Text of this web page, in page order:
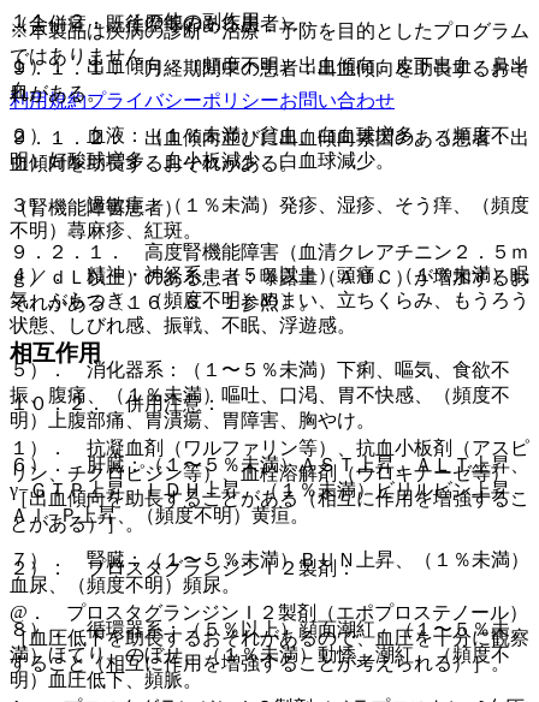
（合併症・既往歴等のある患者）
９．１．１． 月経期間中の患者：出血傾向を助長するおそ
れがある。
９．１．２． 出血傾向並びに出血傾向素因のある患者：出
血傾向を助長するおそれがある。
（腎機能障害患者）
９．２．１． 高度腎機能障害（血清クレアチニン２．５ｍ
ｇ／ｄＬ以上）のある患者：曝露量（ＡＵＣ）が増加するお
それがある〔１６．６．１参照〕。
相互作用
１０．２． 併用注意：
１）． 抗凝血剤（ワルファリン等）、抗血小板剤（アスピ
リン、チクロピジン等）、血栓溶解剤（ウロキナーゼ等）
［出血傾向を助長することがある（相互に作用を増強するこ
とがある）］。
２）． プロスタグランジンＩ２製剤：
@． プロスタグランジンＩ２製剤（エポプロステノール）
［血圧低下を助長するおそれがあるので、血圧を十分に観察
すること（相互に作用を増強することが考えられる）］。
１１．２． その他の副作用
１）． 出血傾向：（頻度不明）出血傾向、皮下出血、鼻出
血。
２）． 血液：（１％未満）貧血、白血球増多、（頻度不
明）好酸球増多、血小板減少、白血球減少。
３）． 過敏症：（１％未満）発疹、湿疹、そう痒、（頻度
不明）蕁麻疹、紅斑。
４）． 精神・神経系：（５％以上）頭痛、（１％未満）眠
気、ふらつき、（頻度不明）めまい、立ちくらみ、もうろう
状態、しびれ感、振戦、不眠、浮遊感。
５）． 消化器系：（１〜５％未満）下痢、嘔気、食欲不
振、腹痛、（１％未満）嘔吐、口渇、胃不快感、（頻度不
明）上腹部痛、胃潰瘍、胃障害、胸やけ。
６）． 肝臓：（１〜５％未満）ＡＳＴ上昇、ＡＬＴ上昇、
γ−ＧＴＰ上昇、ＬＤＨ上昇、（１％未満）ビリルビン上昇、
Ａｌ−Ｐ上昇、（頻度不明）黄疸。
７）． 腎臓：（１〜５％未満）ＢＵＮ上昇、（１％未満）
血尿、（頻度不明）頻尿。
８）． 循環器系：（５％以上）顔面潮紅、（１〜５％未
満）ほてり、のぼせ、（１％未満）動悸、潮紅、（頻度不
明）血圧低下、頻脈。
※本製品は疾病の診断・治療・予防を目的としたプログラム
ではありません。
利用規約プライバシーポリシーお問い合わせ